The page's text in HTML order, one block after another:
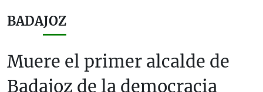
BADAJOZ
Muere el primer alcalde de
Badajoz de la democracia